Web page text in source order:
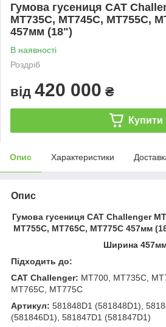
Гумова гусениця CAT
MT735C, MT745C, MT755C,
457мм (18")
В наявності
Роздріб
від 420 000 ₴
Купити
Опис Характеристики
Опис
Гумова гусениця CAT Challenger
MT755C, MT765C, MT775C 457мм
Ширина
Підходить до:
CAT Challenger: MT700, MT735C,
MT765C, MT775C
Артикул: 581848D1 (581848D1),
(581846D1), 581847D1 (581847D1)